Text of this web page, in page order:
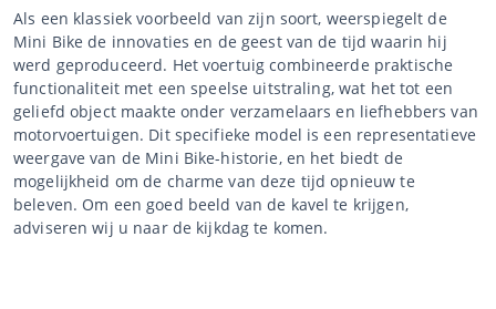
Als een klassiek voorbeeld van zijn soort, weerspiegelt de
Mini Bike de innovaties en de geest van de tijd waarin hij
werd geproduceerd. Het voertuig combineerde praktische
functionaliteit met een speelse uitstraling, wat het tot een
geliefd object maakte onder verzamelaars en liefhebbers van
motorvoertuigen. Dit specifieke model is een representatieve
weergave van de Mini Bike-historie, en het biedt de
mogelijkheid om de charme van deze tijd opnieuw te
beleven. Om een goed beeld van de kavel te krijgen,
adviseren wij u naar de kijkdag te komen.